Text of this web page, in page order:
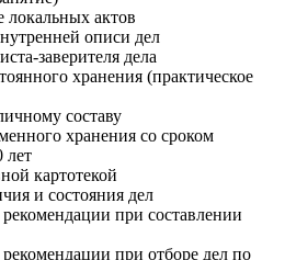
актов
описи дел
заверителя дела
хранения (практическое
составу
хранения со сроком
лет
картотекой
и состояния дел
при составлении
при отборе дел по